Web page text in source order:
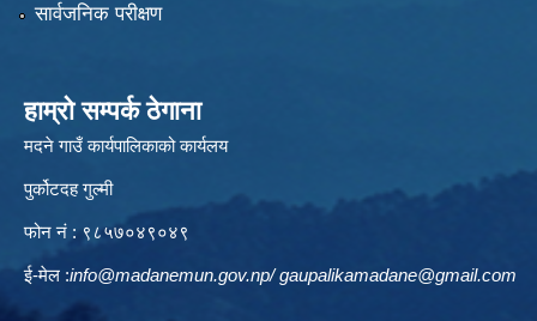
सार्वजनिक परीक्षण
हाम्रो सम्पर्क ठेगाना
मदने गाउँ कार्यपालिकाको कार्यलय
पुर्कोटदह गुल्मी
फोन नं : ९८५७०४९०४९
ई-मेल :info@madanemun.gov.np/gaupalikamadane@gmail.com